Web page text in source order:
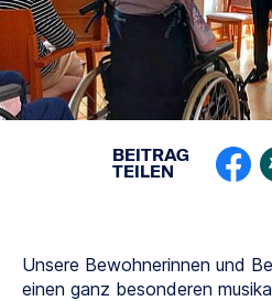
BEITRAG
TEILEN
Unsere Bewohnerinnen und
einen ganz besonderen